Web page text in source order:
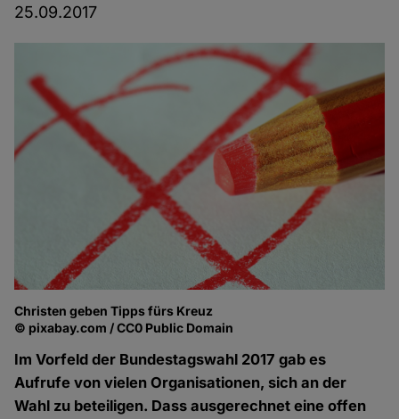
25.09.2017
Christen geben Tipps fürs Kreuz
© pixabay.com / CC0 Public Domain
Im Vorfeld der Bundestagswahl 2017 gab es
Aufrufe von vielen Organisationen, sich an der
Wahl zu beteiligen. Dass ausgerechnet eine offen